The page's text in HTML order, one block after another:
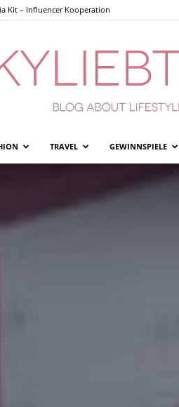
Kit – Influencer Kooperation
TRAVEL GEWINNSPIELE